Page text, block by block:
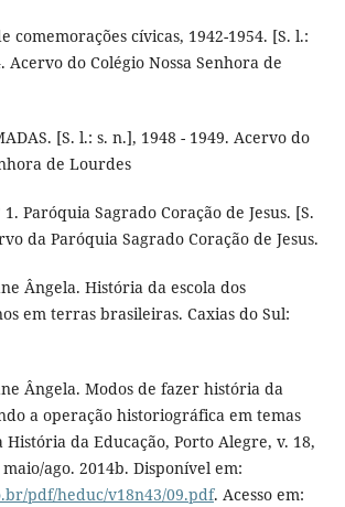
comemorações cívicas, 1942-1954. [S. l.:
Acervo do Colégio Nossa Senhora de
[S. l.: s. n.], 1948 - 1949. Acervo do
de Lourdes
1. Paróquia Sagrado Coração de Jesus. [S.
da Paróquia Sagrado Coração de Jesus.
Ângela. História da escola dos
em terras brasileiras. Caxias do Sul:
Ângela. Modos de fazer história da
a operação historiográfica em temas
História da Educação, Porto Alegre, v. 18,
ago. 2014b. Disponível em:
pdf/heduc/v18n43/09.pdf. Acesso em: